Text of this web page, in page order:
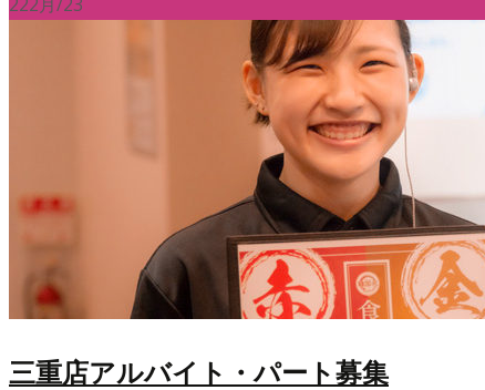
三重店アルバイト・パート募集